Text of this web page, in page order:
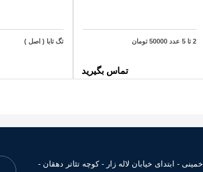
2 تا 5 عدد 50000 تومان
تماس بگیرید
تگ تابا ( اصل )
- ابتدای خیابان لاله زار - کوچه تئاتر دهقان -